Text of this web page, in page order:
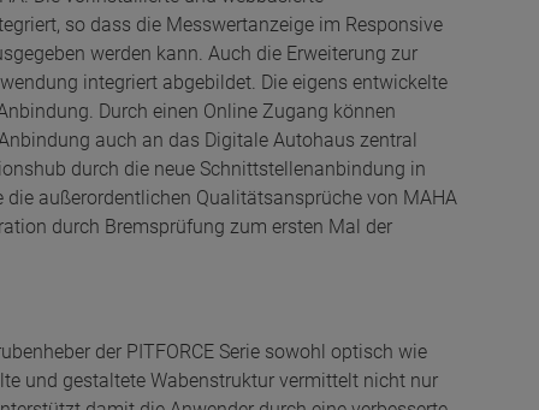
so dass die Messwertanzeige im Responsive
werden kann. Auch die Erweiterung zur
integriert abgebildet. Die eigens entwickelte
Durch einen Online Zugang können
auch an das Digitale Autohaus zentral
durch die neue Schnittstellenanbindung in
die außerordentlichen Qualitätsansprüche von MAHA
durch Bremsprüfung zum ersten Mal der
der PITFORCE Serie sowohl optisch wie
und gestaltete Wabenstruktur vermittelt nicht nur